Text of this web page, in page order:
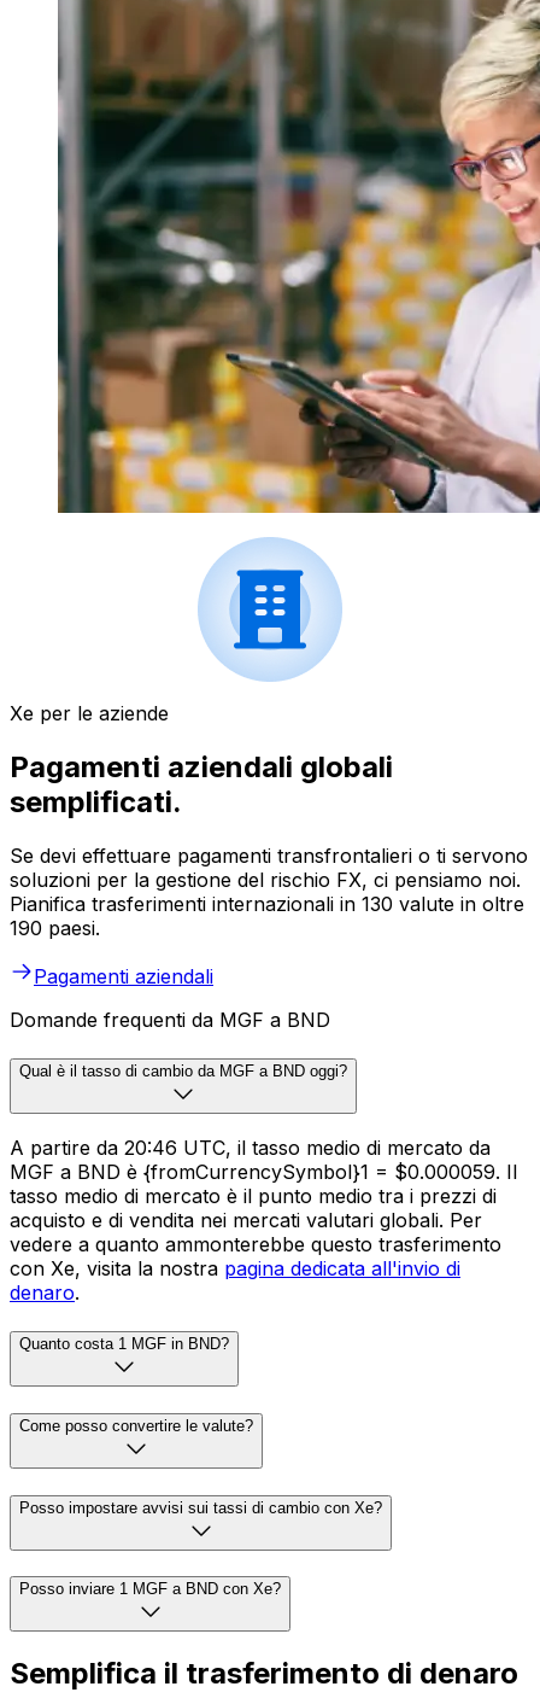
Xe per le aziende
Pagamenti aziendali globali
semplificati.
Se devi effettuare pagamenti transfrontalieri o ti servono
soluzioni per la gestione del rischio FX, ci pensiamo noi.
Pianifica trasferimenti internazionali in 130 valute in oltre
190 paesi.
Pagamenti aziendali
Domande frequenti da MGF a BND
Qual è il tasso di cambio da MGF a BND oggi?
A partire da 20:46 UTC, il tasso medio di mercato da
MGF a BND è {fromCurrencySymbol}1 = $0.000059. Il
tasso medio di mercato è il punto medio tra i prezzi di
acquisto e di vendita nei mercati valutari globali. Per
vedere a quanto ammonterebbe questo trasferimento
con Xe, visita la nostra pagina dedicata all'invio di
denaro.
Quanto costa 1 MGF in BND?
Come posso convertire le valute?
Posso impostare avvisi sui tassi di cambio con Xe?
Posso inviare 1 MGF a BND con Xe?
Semplifica il trasferimento di denaro